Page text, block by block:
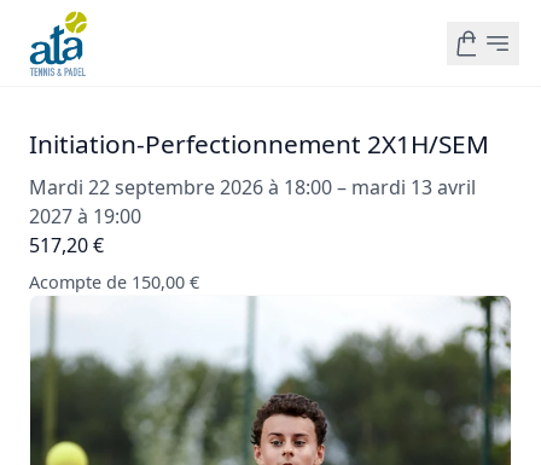
Initiation-Perfectionnement 2X1H/SEM
Mardi 22 septembre 2026 à 18:00 – mardi 13 avril
2027 à 19:00
517,20 €
Acompte de 150,00 €